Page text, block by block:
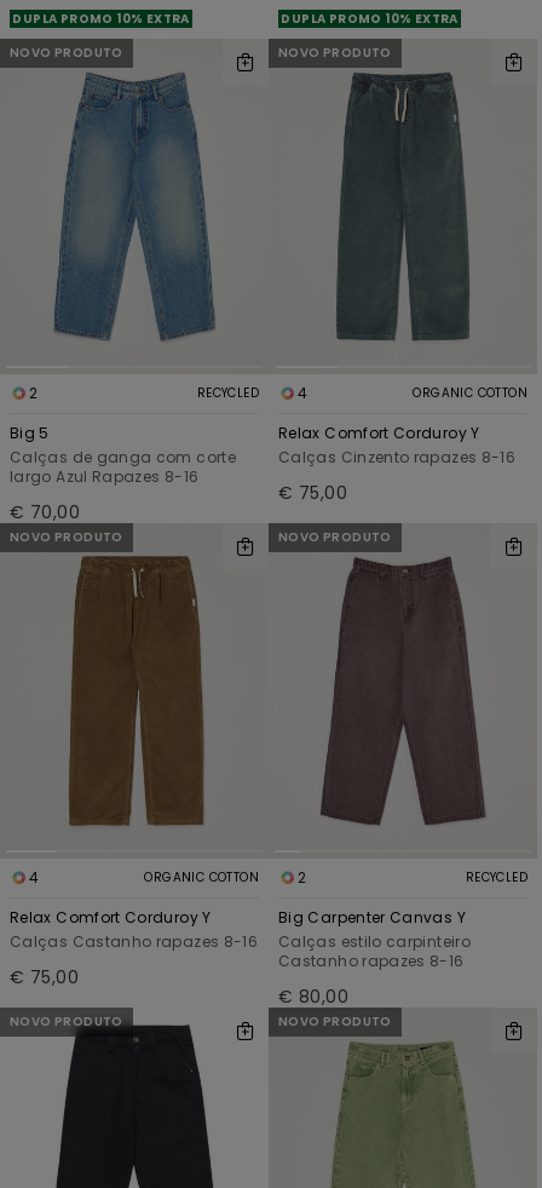
DUPLA PROMO 10% EXTRA
DUPLA PROMO 10% EXTRA
NOVO PRODUTO
2 RECYCLED
Big 5
Calças de ganga com corte
largo Azul Rapazes 8-16
€ 70,00
NOVO PRODUTO
4 ORGANIC COTTON
Relax Comfort Corduroy Y
Calças Cinzento rapazes 8-16
€ 75,00
NOVO PRODUTO
4 ORGANIC COTTON
Relax Comfort Corduroy Y
Calças Castanho rapazes 8-16
€ 75,00
NOVO PRODUTO
2 RECYCLED
Big Carpenter Canvas Y
Calças estilo carpinteiro
Castanho rapazes 8-16
€ 80,00
NOVO PRODUTO NOVO PRODUTO